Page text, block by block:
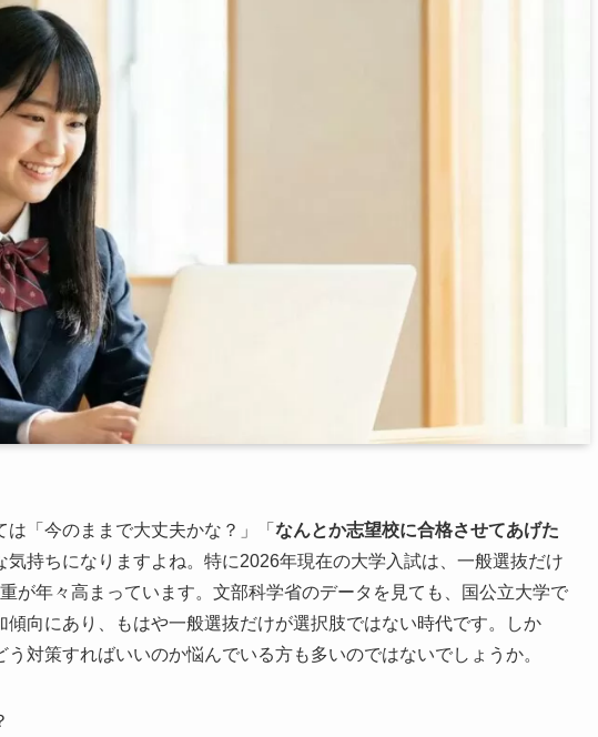
「今のままで大丈夫かな？」「 なんとか志望校に合格させてあげた
気持ちになりますよね。特に2026年現在の大学入試は、一般選抜だけ
が年々高まっています。文部科学省のデータを見ても、国公立大学で
向にあり、もはや一般選抜だけが選択肢ではない時代です。しか
対策すればいいのか悩んでいる方も多いのではないでしょうか。